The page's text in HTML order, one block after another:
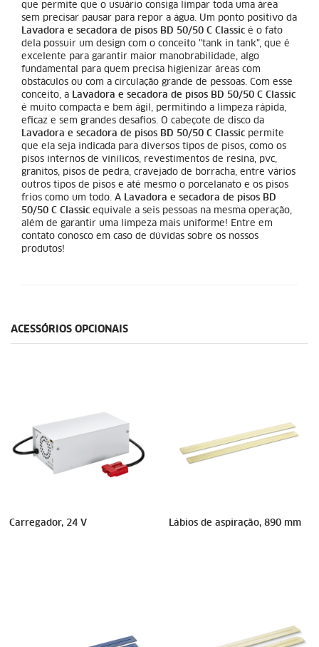
que permite que o usuário consiga limpar toda uma área
sem precisar pausar para repor a água. Um ponto positivo da
Lavadora e secadora de pisos BD 50/50 C Classic é o fato
dela possuir um design com o conceito "tank in tank", que é
excelente para garantir maior manobrabilidade, algo
fundamental para quem precisa higienizar áreas com
obstáculos ou com a circulação grande de pessoas. Com esse
conceito, a Lavadora e secadora de pisos BD 50/50 C Classic
é muito compacta e bem ágil, permitindo a limpeza rápida,
eficaz e sem grandes desafios. O cabeçote de disco da
Lavadora e secadora de pisos BD 50/50 C Classic permite
que ela seja indicada para diversos tipos de pisos, como os
pisos internos de vinílicos, revestimentos de resina, pvc,
granitos, pisos de pedra, cravejado de borracha, entre vários
outros tipos de pisos e até mesmo o porcelanato e os pisos
frios como um todo. A Lavadora e secadora de pisos BD
50/50 C Classic equivale a seis pessoas na mesma operação,
além de garantir uma limpeza mais uniforme! Entre em
contato conosco em caso de dúvidas sobre os nossos
produtos!
ACESSÓRIOS OPCIONAIS
Carregador, 24 V Lábios de aspiração, 890 mm